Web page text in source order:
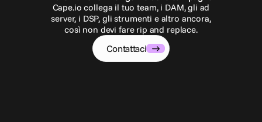
Cape.io collega il tuo team, i DAM, gli ad
server, i DSP, gli strumenti e altro ancora,
così non devi fare rip and replace.
Contattaci